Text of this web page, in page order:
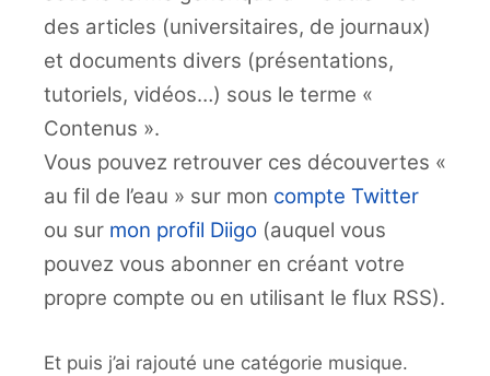
des articles (universitaires, de journaux)
et documents divers (présentations,
tutoriels, vidéos…) sous le terme «
Contenus ».
Vous pouvez retrouver ces découvertes «
au fil de l’eau » sur mon compte Twitter
ou sur mon profil Diigo (auquel vous
pouvez vous abonner en créant votre
propre compte ou en utilisant le flux RSS).
Et puis j’ai rajouté une catégorie musique.